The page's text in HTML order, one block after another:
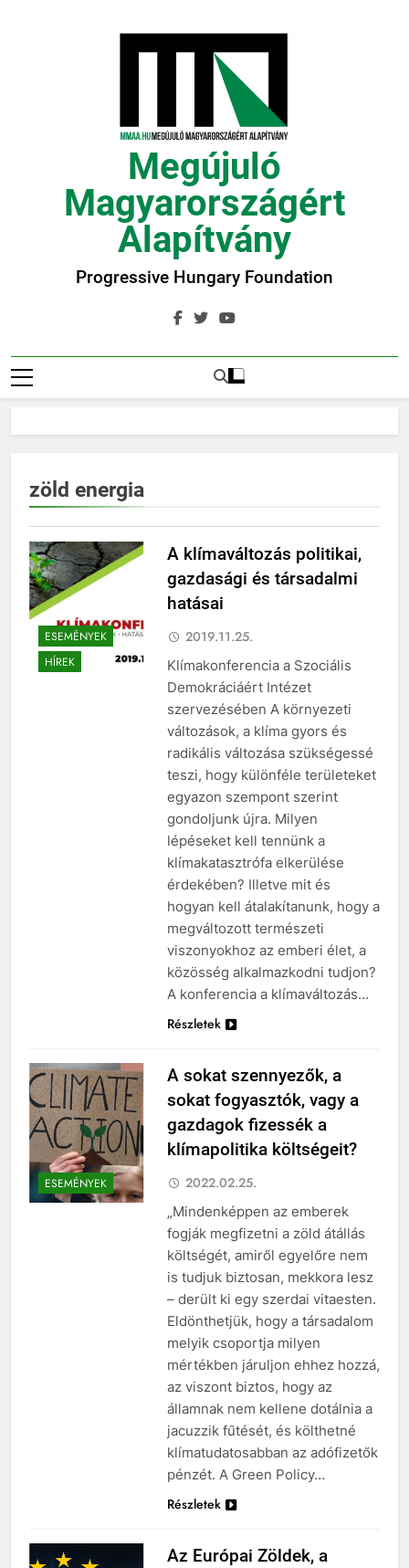
Megújuló
Magyarországért
Alapítvány
Progressive Hungary Foundation
zöld energia
ESEMÉNYEK
HÍREK
A klímaváltozás politikai,
gazdasági és társadalmi
hatásai
2019.11.25.
Klímakonferencia a Szociális
Demokráciáért Intézet
szervezésében A környezeti
változások, a klíma gyors és
radikális változása szükségessé
teszi, hogy különféle területeket
egyazon szempont szerint
gondoljunk újra. Milyen
lépéseket kell tennünk a
klímakatasztrófa elkerülése
érdekében? Illetve mit és
hogyan kell átalakítanunk, hogy a
megváltozott természeti
viszonyokhoz az emberi élet, a
közösség alkalmazkodni tudjon?
A konferencia a klímaváltozás…
Részletek
ESEMÉNYEK
A sokat szennyezők, a
sokat fogyasztók, vagy a
gazdagok fizessék a
klímapolitika költségeit?
2022.02.25.
„Mindenképpen az emberek
fogják megfizetni a zöld átállás
költségét, amiről egyelőre nem
is tudjuk biztosan, mekkora lesz
– derült ki egy szerdai vitaesten.
Eldönthetjük, hogy a társadalom
melyik csoportja milyen
mértékben járuljon ehhez hozzá,
az viszont biztos, hogy az
államnak nem kellene dotálnia a
jacuzzik fűtését, és költhetné
klímatudatosabban az adófizetők
pénzét. A Green Policy…
Részletek
Az Európai Zöldek, a